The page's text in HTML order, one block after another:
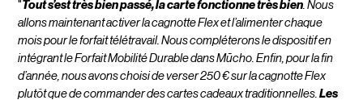
"Tout s’est très bien passé, la carte fonctionne très bien. Nous
allons maintenant activer la cagnotte Flex et l’alimenter chaque
mois pour le forfait télétravail. Nous compléterons le dispositif en
intégrant le Forfait Mobilité Durable dans Mūcho. Enfin, pour la fin
d’année, nous avons choisi de verser 250 € sur la cagnotte Flex
plutôt que de commander des cartes cadeaux traditionnelles.Les